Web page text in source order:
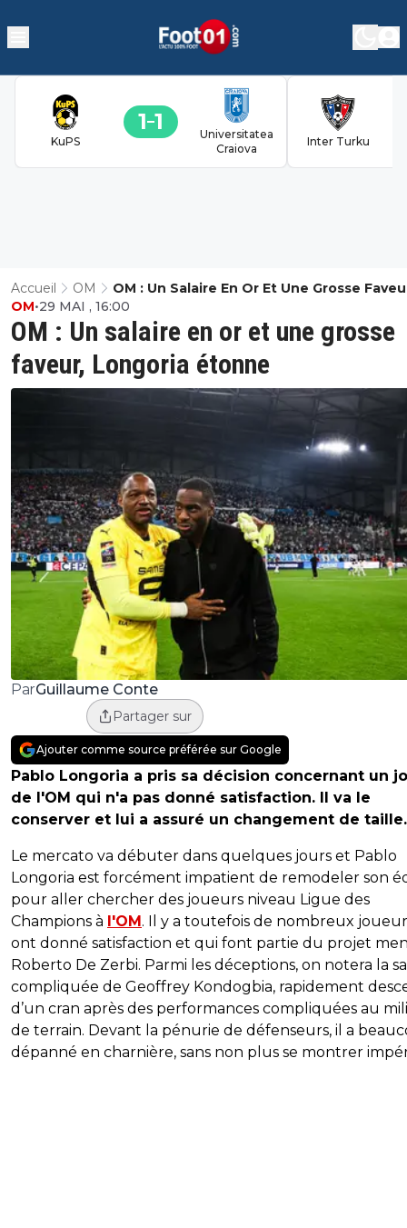
KuPS
1 1
Universitatea
Craiova
Inter Turku
Accueil OM
OM : Un Salaire En Or Et Une Grosse
Longoria Étonne
OM : Un salaire en or et une grosse
faveur, Longoria étonne
OM•29 MAI , 16:00
ParGuillaume Conte
Partager sur
Ajouter comme source préférée sur Google
Pablo Longoria a pris sa décision concernant un
de l'OM qui n'a pas donné satisfaction. Il va le
conserver et lui a assuré un changement de taille.
Le mercato va débuter dans quelques jours et Pablo
Longoria est forcément impatient de remodeler son
pour aller chercher des joueurs niveau Ligue des
Champions à l'OM . Il y a toutefois de nombreux
ont donné satisfaction et qui font partie du projet
Roberto De Zerbi. Parmi les déceptions, on notera la
compliquée de Geoffrey Kondogbia, rapidement
d’un cran après des performances compliquées au
de terrain. Devant la pénurie de défenseurs, il a
dépanné en charnière, sans non plus se montrer